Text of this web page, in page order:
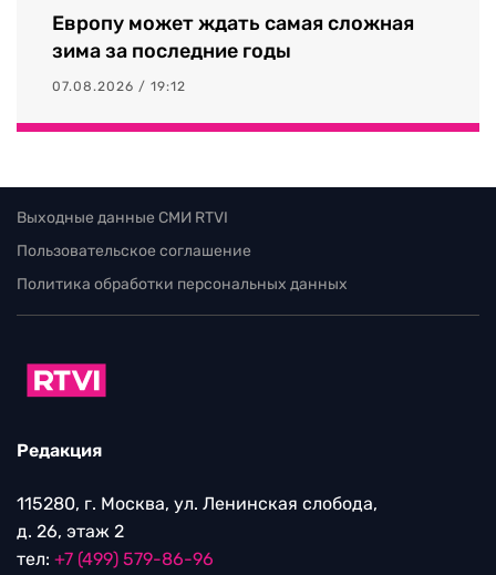
Европу может ждать самая сложная
зима за последние годы
07.08.2026 / 19:12
Выходные данные СМИ RTVI
Пользовательское соглашение
Политика обработки персональных данных
Редакция
115280, г. Москва, ул. Ленинская слобода,
д. 26, этаж 2
тел: +7 (499) 579-86-96